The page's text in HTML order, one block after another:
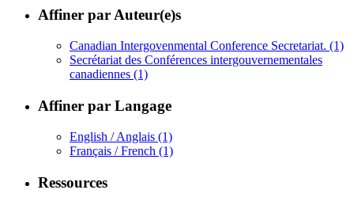
Affiner par Auteur(e)s
Canadian Intergovenmental Conference Secretariat. (1)
Secrétariat des Conférences intergouvernementales
canadiennes (1)
Affiner par Langage
English / Anglais (1)
Français / French (1)
Ressources